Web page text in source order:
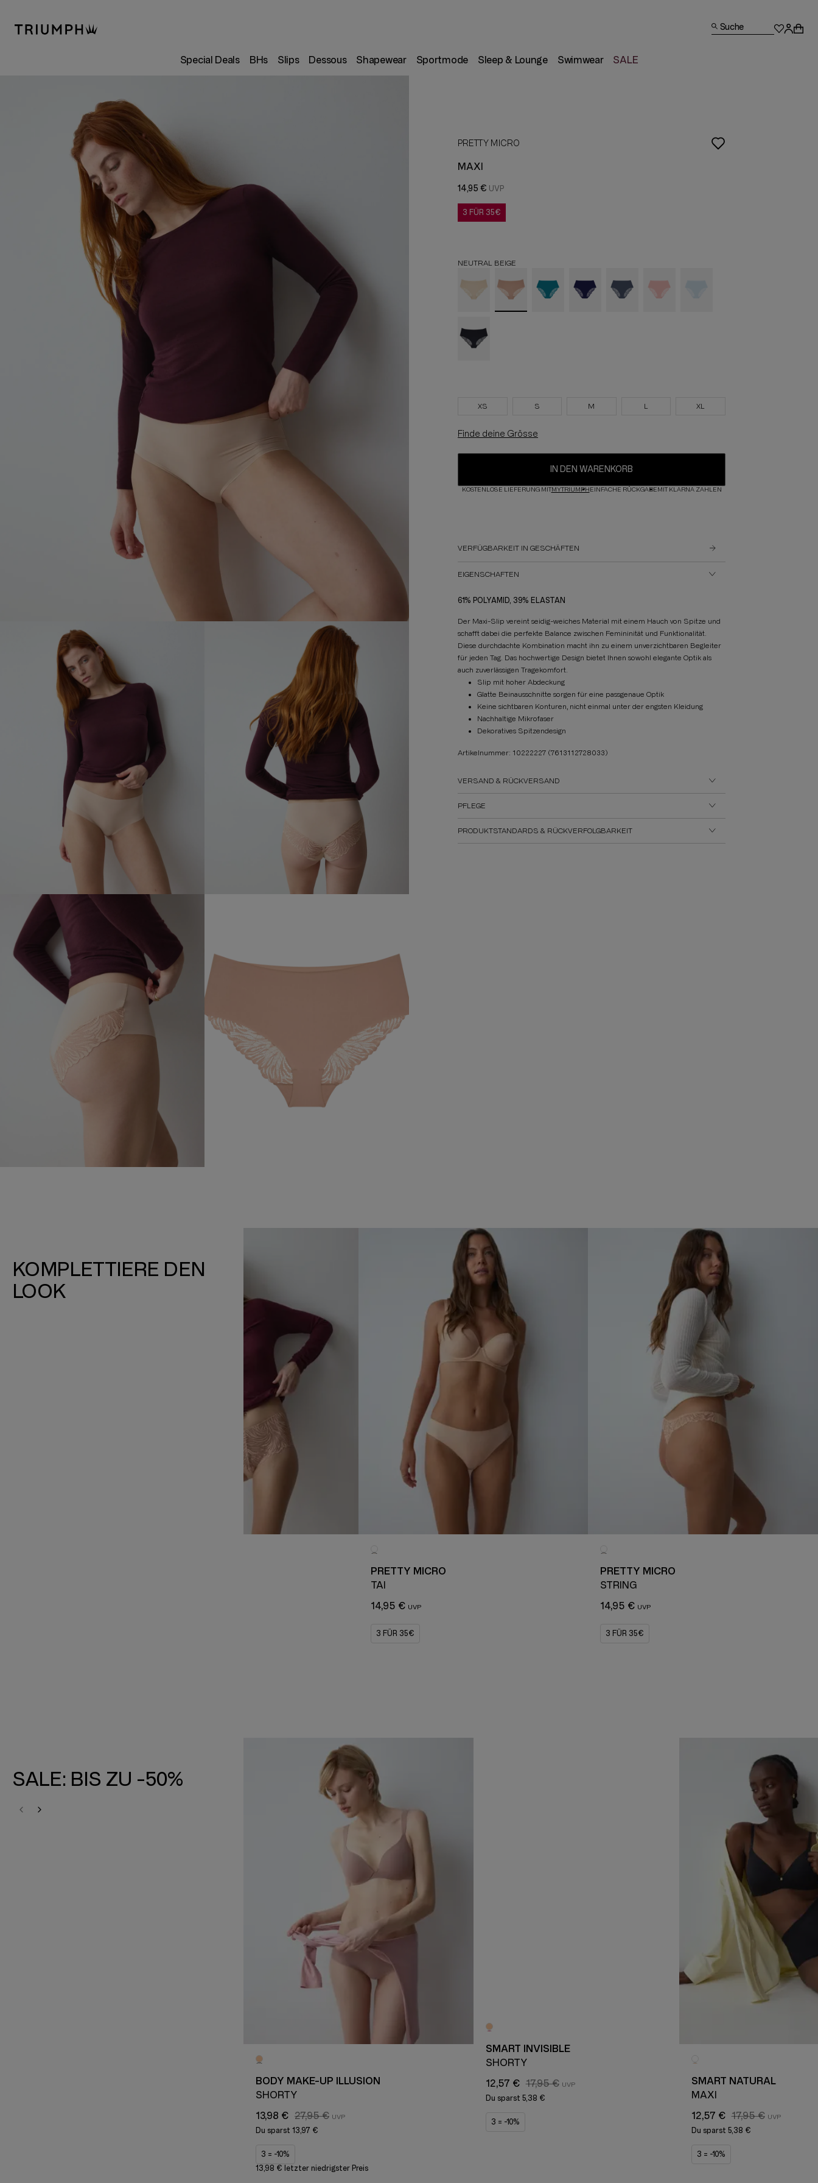
Special Deals BHs Slips Dessous Shapewear Sportmode Sleep & Lounge Swimwear SALE
Suche
PRETTY MICRO
MAXI
14,95 €
3 FÜR 35€
NEUTRAL BEIGE
XS S M L XL
Finde deine Grösse
IN DEN WARENKORB
KOSTENLOSE LIEFERUNG MITMYTRIUMPHEINFACHE RÜCKGABEMIT KLARNA ZAHLEN
VERFÜGBARKEIT IN GESCHÄFTEN
EIGENSCHAFTEN
61% POLYAMID, 39% ELASTAN
Der Maxi-Slip vereint seidig-weiches Material mit einem Hauch von Spitze und
schafft dabei die perfekte Balance zwischen Femininität und Funktionalität.
Diese durchdachte Kombination macht ihn zu einem unverzichtbaren Begleiter
für jeden Tag. Das hochwertige Design bietet Ihnen sowohl elegante Optik als
auch zuverlässigen Tragekomfort.
Slip mit hoher Abdeckung
Glatte Beinausschnitte sorgen für eine passgenaue Optik
Keine sichtbaren Konturen, nicht einmal unter der engsten Kleidung
Nachhaltige Mikrofaser
Dekoratives Spitzendesign
Artikelnummer: 10222227 (7613112728033)
VERSAND & RÜCKVERSAND
PFLEGE
PRODUKTSTANDARDS & RÜCKVERFOLGBARKEIT
KOMPLETTIERE DEN
LOOK
PRETTY MICRO
TAI
14,95 €
3 FÜR 35€
PRETTY MICRO
STRING
14,95 €
3 FÜR 35€
SALE: BIS ZU -50%
BODY MAKE-UP ILLUSION
SHORTY
13,98 € 27,95 €
Du sparst 13,97 €
3 = -10%
13,98 € letzter niedrigster Preis
SMART INVISIBLE
SHORTY
12,57 € 17,95 €
Du sparst 5,38 €
3 = -10%
SMART NATURAL
MAXI
12,57 € 17,95 €
Du sparst 5,38 €
3 = -10%